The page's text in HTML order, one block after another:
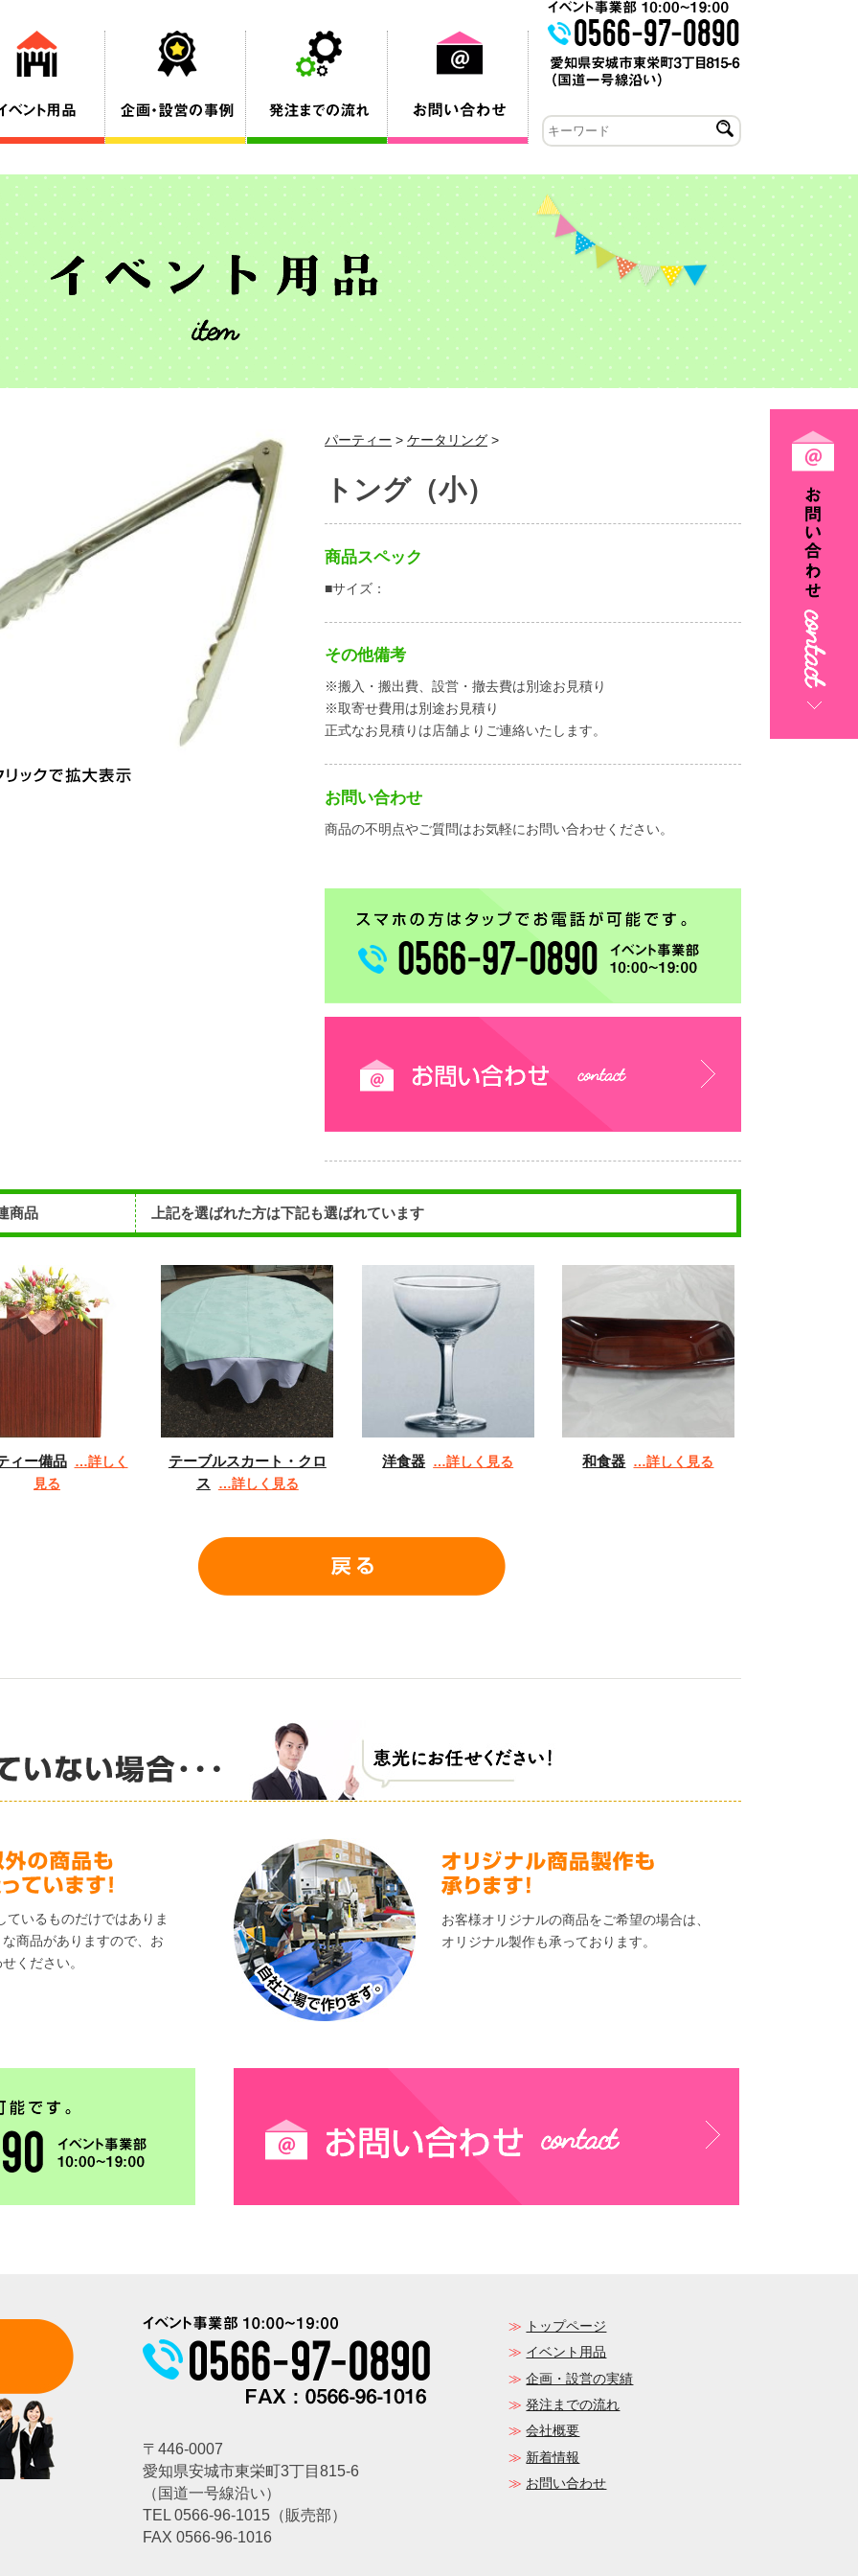
パーティー > ケータリング >
トング（小）
商品スペック
■サイズ：
その他備考
※搬入・搬出費、設営・撤去費は別途お見積り
※取寄せ費用は別途お見積り
正式なお見積りは店舗よりご連絡いたします。
お問い合わせ
商品の不明点やご質問はお気軽にお問い合わせください。
商品 上記を選ばれた方は下記も選ばれています
ィー備品 …詳しく
見る
テーブルスカート・クロ
ス
…詳しく見る
洋食器 …詳しく見る 和食器 …詳しく見る
ているものだけではありま
商品がありますので、お
ください。
お客様オリジナルの商品をご希望の場合は、
オリジナル製作も承っております。
トップページ
イベント用品
企画・設営の実績
発注までの流れ
会社概要
新着情報
お問い合わせ
〒446-0007
愛知県安城市東栄町3丁目815-6
（国道一号線沿い）
TEL 0566-96-1015 （販売部）
FAX 0566-96-1016